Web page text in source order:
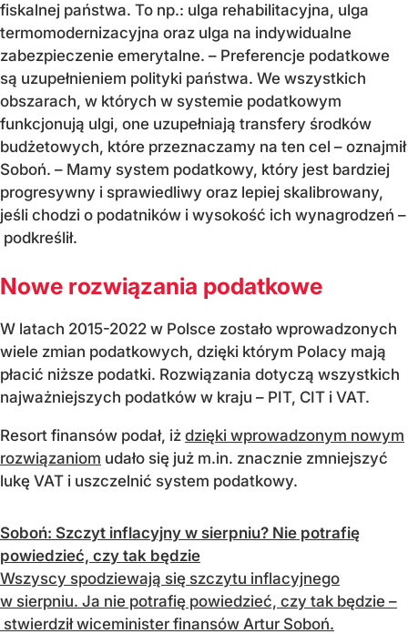
fiskalnej państwa. To np.: ulga rehabilitacyjna, ulga
termomodernizacyjna oraz ulga na indywidualne
zabezpieczenie emerytalne. – Preferencje podatkowe
są uzupełnieniem polityki państwa. We wszystkich
obszarach, w których w systemie podatkowym
funkcjonują ulgi, one uzupełniają transfery środków
budżetowych, które przeznaczamy na ten cel – oznajmił
Soboń. – Mamy system podatkowy, który jest bardziej
progresywny i sprawiedliwy oraz lepiej skalibrowany,
jeśli chodzi o podatników i wysokość ich wynagrodzeń –
podkreślił.
Nowe rozwiązania podatkowe
W latach 2015-2022 w Polsce zostało wprowadzonych
wiele zmian podatkowych, dzięki którym Polacy mają
płacić niższe podatki. Rozwiązania dotyczą wszystkich
najważniejszych podatków w kraju – PIT, CIT i VAT.
Resort finansów podał, iż dzięki wprowadzonym nowym
rozwiązaniom udało się już m.in. znacznie zmniejszyć
lukę VAT i uszczelnić system podatkowy.
Soboń: Szczyt inflacyjny w sierpniu? Nie potrafię
powiedzieć, czy tak będzie
Wszyscy spodziewają się szczytu inflacyjnego
w sierpniu. Ja nie potrafię powiedzieć, czy tak będzie –
stwierdził wiceminister finansów Artur Soboń.